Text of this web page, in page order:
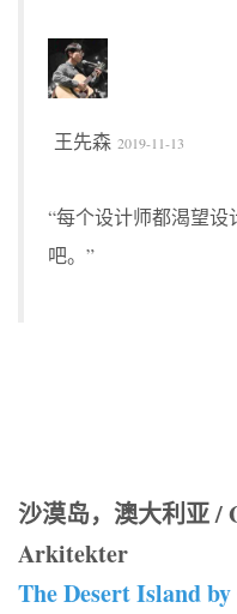
王先森 2019-11-13
“每个设计师都渴望
吧。”
沙漠岛，澳大利亚 /
Arkitekter
The Desert Island